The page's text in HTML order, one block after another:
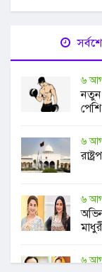
৬
নতুন
৬
৬
৬